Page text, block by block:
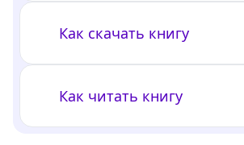
Как скачать книгу
Как читать книгу